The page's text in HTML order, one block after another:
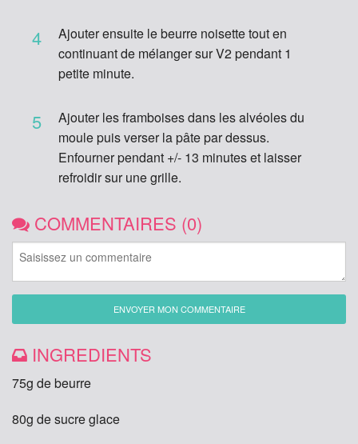
4
Ajouter ensuite le beurre noisette tout en
continuant de mélanger sur V2 pendant 1
petite minute.
5
Ajouter les framboises dans les alvéoles du
moule puis verser la pâte par dessus.
Enfourner pendant +/- 13 minutes et laisser
refroidir sur une grille.
COMMENTAIRES (0)
ENVOYER MON COMMENTAIRE
INGREDIENTS
75g de beurre
80g de sucre glace